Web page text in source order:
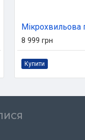
8 999 грн
Купити